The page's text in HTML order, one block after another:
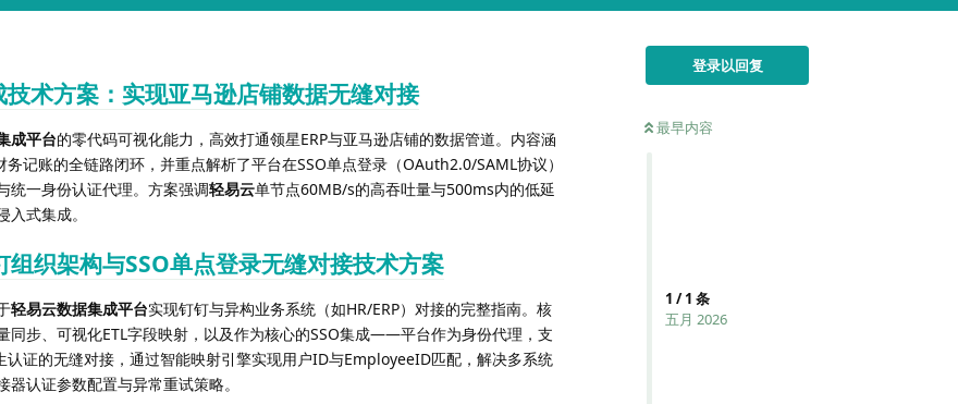
登录以回复
最早内容
1 /1 条
五月 2026
术方案：实现亚马逊店铺数据无缝对接
成平台的零代码可视化能力，高效打通领星ERP与亚马逊店铺的数据管道。内容涵
记账的全链路闭环，并重点解析了平台在SSO单点登录（OAuth2.0/SAML协议）
统一身份认证代理。方案强调轻易云单节点60MB/s的高吞吐量与500ms内的低延
式集成。
织架构与SSO单点登录无缝对接技术方案
轻易云数据集成平台实现钉钉与异构业务系统（如HR/ERP）对接的完整指南。核
同步、可视化ETL字段映射，以及作为核心的SSO集成——平台作为身份代理，支
证的无缝对接，通过智能映射引擎实现用户ID与EmployeeID匹配，解决多系统
认证参数配置与异常重试策略。